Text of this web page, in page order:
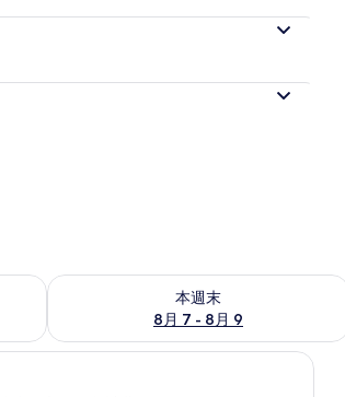
本週末
8月 7 - 8月 9
查看本週末 (8月 7 - 8月 9) 的供應情況
標準四人房 | 書桌、遮光布/窗簾、免